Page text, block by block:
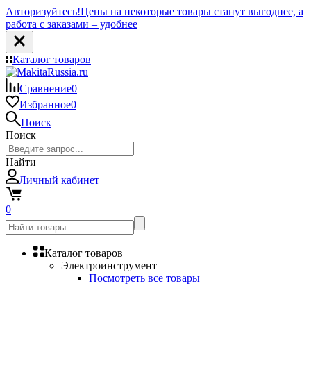
Авторизуйтесь!Цены на некоторые товары станут выгоднее, а
работа с заказами – удобнее
Каталог товаров
Сравнение0
Избранное0
Поиск
Поиск
Найти
Личный кабинет
0
Каталог товаров
Электроинструмент
Посмотреть все товары